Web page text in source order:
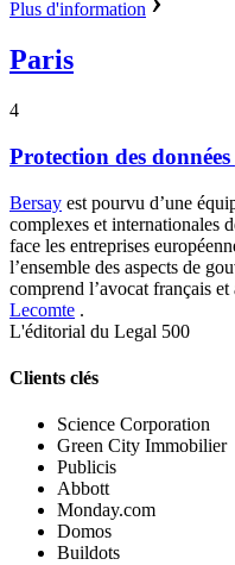
Plus d'information
Paris
4
Protection des
Bersay est pourvu d’une
complexes et internationales
face les entreprises
l’ensemble des aspects de
comprend l’avocat français et
Lecomte .
L'éditorial du Legal 500
Clients clés
Science Corporation
Green City Immobilier
Publicis
Abbott
Monday.com
Domos
Buildots